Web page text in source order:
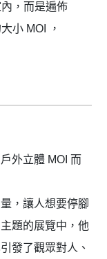
，而是遍佈
小 MOI ，
外立體 MOI 而
，讓人想要停腳
題的展覽中，他
發了觀眾對人、